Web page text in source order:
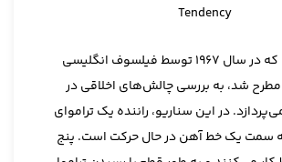
مسئله ترالی، که در سال 1967 توسط فیلسوف انگلیسی
مطرح شد، به بررسی چالش‌های اخلاقی در
در این سناریو، راننده یک تراموای
سمت یک خط آهن در حال حرکت است. پنج